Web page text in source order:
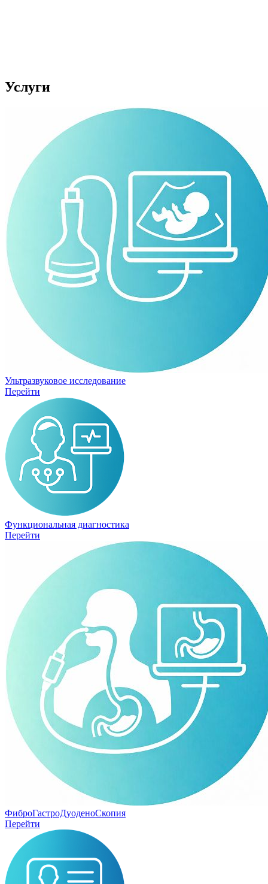
Услуги
Ультразвуковое исследование
Перейти
Функциональная диагностика
Перейти
ФиброГастроДуоденоСкопия
Перейти